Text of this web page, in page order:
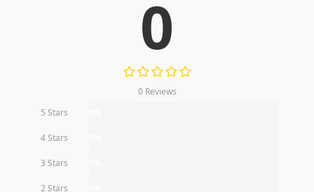
0
0 Reviews
5 Stars
4 Stars
3 Stars
2 Stars